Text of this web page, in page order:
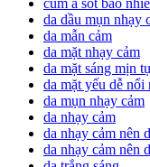
da dầu mụn nhạy
da mẫn cảm
da mặt nhạy cảm
da mặt sáng mịn
da mặt yếu dễ nổi
da mụn nhạy cảm
da nhạy cảm
da nhạy cảm nên
da nhạy cảm nên